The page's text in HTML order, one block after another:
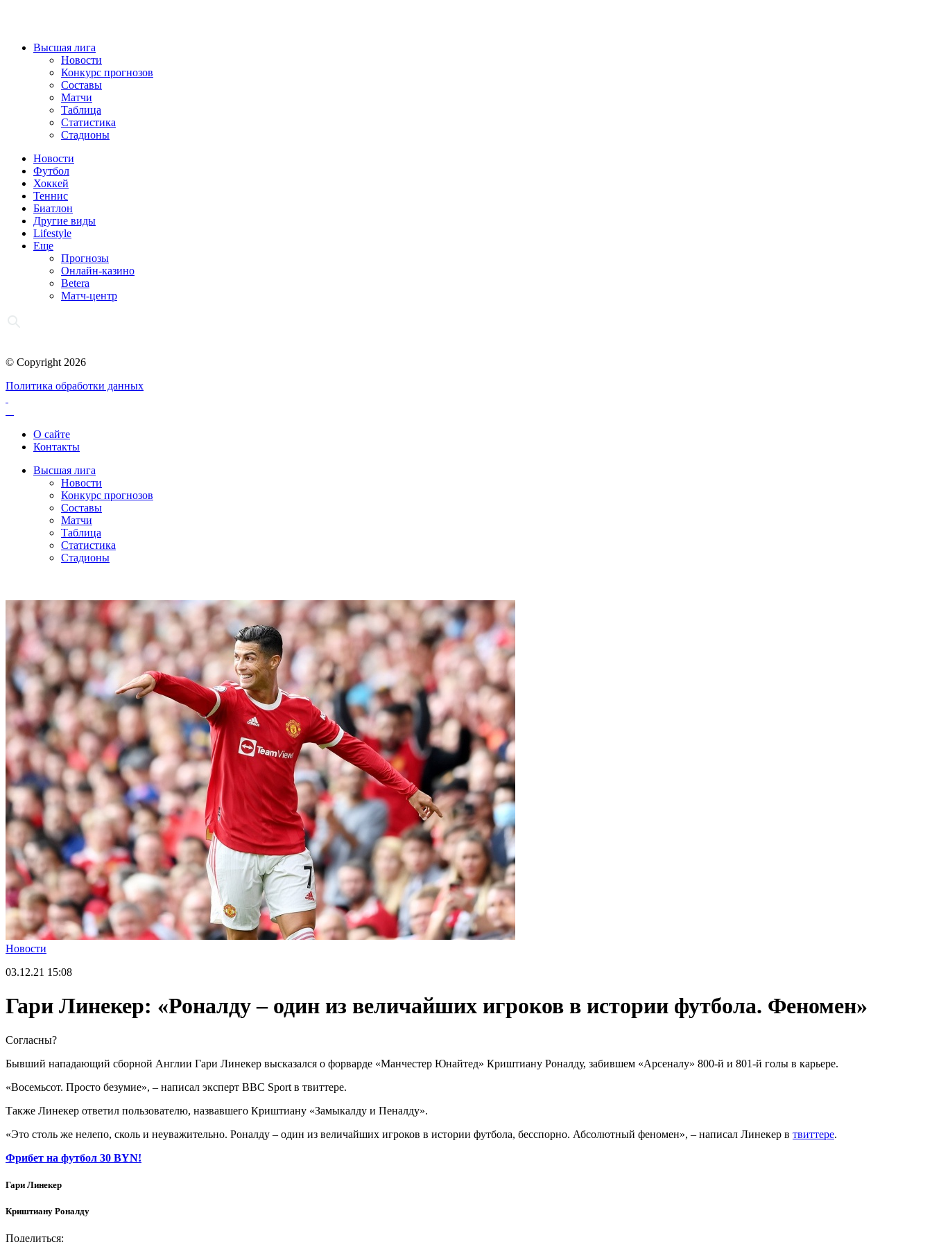
Высшая лига
Новости
Конкурс прогнозов
Составы
Матчи
Таблица
Статистика
Стадионы
Новости
Футбол
Хоккей
Теннис
Биатлон
Другие виды
Lifestyle
Еще
Прогнозы
Онлайн-казино
Betera
Матч-центр
© Copyright 2026
Политика обработки данных
О сайте
Контакты
Высшая лига
Новости
Конкурс прогнозов
Составы
Матчи
Таблица
Статистика
Стадионы
Новости
03.12.21 15:08
Гари Линекер: «Роналду – один из величайших игроков в истории футбола. Феномен»
Согласны?
Бывший нападающий сборной Англии Гари Линекер высказался о форварде «Манчестер Юнайтед» Криштиану Роналду, забившем «Арсеналу» 800-й и 801-й голы в карьере.
«Восемьсот. Просто безумие», – написал эксперт BBC Sport в твиттере.
Также Линекер ответил пользователю, назвавшего Криштиану «Замыкалду и Пеналду».
«Это столь же нелепо, сколь и неуважительно. Роналду – один из величайших игроков в истории футбола, бесспорно. Абсолютный феномен», – написал Линекер в твиттере.
Фрибет на футбол 30 BYN!
Гари Линекер
Криштиану Роналду
Поделиться: